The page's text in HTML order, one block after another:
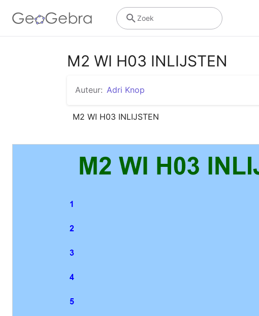
Zoek
M2 WI H03 INLIJSTEN
Auteur: Adri Knop
M2 WI H03 INLIJSTEN